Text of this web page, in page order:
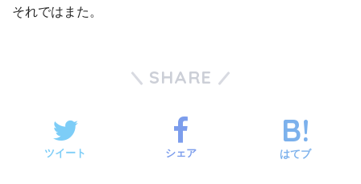
それではまた。
SHARE
ツイート シェア はてブ